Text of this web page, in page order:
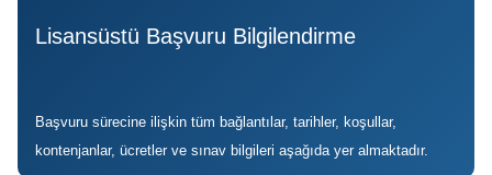
Lisansüstü Başvuru Bilgilendirme
Başvuru sürecine ilişkin tüm bağlantılar, tarihler, koşullar,
kontenjanlar, ücretler ve sınav bilgileri aşağıda yer almaktadır.